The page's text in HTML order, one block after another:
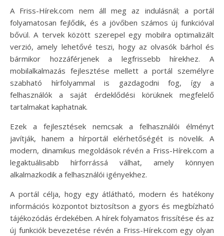
A Friss-Hírek.com nem áll meg az indulásnál; a portál
folyamatosan fejlődik, és a jövőben számos új funkcióval
bővül. A tervek között szerepel egy mobilra optimalizált
verzió, amely lehetővé teszi, hogy az olvasók bárhol és
bármikor hozzáférjenek a legfrissebb hírekhez. A
mobilalkalmazás fejlesztése mellett a portál személyre
szabható hírfolyammal is gazdagodni fog, így a
felhasználók a saját érdeklődési körüknek megfelelő
tartalmakat kaphatnak.
Ezek a fejlesztések nemcsak a felhasználói élményt
javítják, hanem a hírportál elérhetőségét is növelik. A
modern, dinamikus megoldások révén a Friss-Hírek.com a
legaktuálisabb hírforrássá válhat, amely könnyen
alkalmazkodik a felhasználói igényekhez.
A portál célja, hogy egy átlátható, modern és hatékony
információs központot biztosítson a gyors és megbízható
tájékozódás érdekében. A hírek folyamatos frissítése és az
új funkciók bevezetése révén a Friss-Hírek.com egy olyan